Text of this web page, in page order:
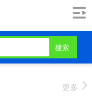
搜索
更多